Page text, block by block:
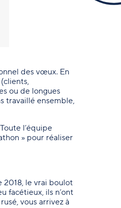
des vœux. En
ou de longues
travaillé ensemble,
l’équipe
» pour réaliser
2018, le vrai boulot
facétieux, ils n’ont
vous arrivez à